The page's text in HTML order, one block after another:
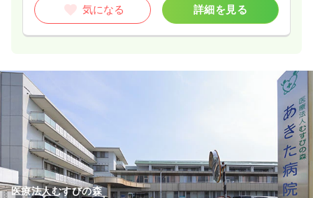
気になる 詳細を見る
医療法人むすびの森